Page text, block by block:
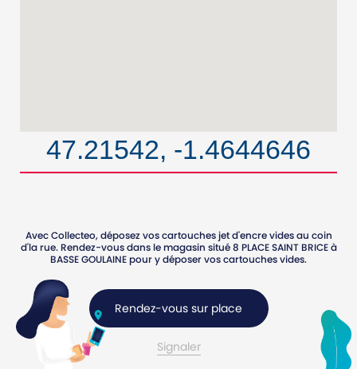
47.21542, -1.4644646
Avec Collecteo, déposez vos cartouches jet d'encre vides au coin
d'la rue. Rendez-vous dans le magasin situé8 PLACE SAINT BRICEà
BASSE GOULAINEpour y déposer vos cartouches vides.
Rendez-vous sur place
Signaler